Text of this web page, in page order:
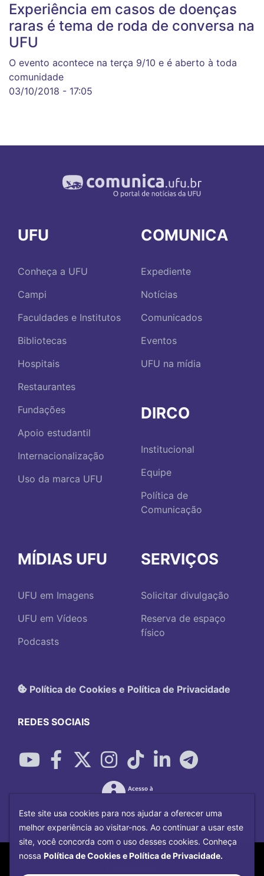
Experiência em casos de doenças
raras é tema de roda de conversa na
UFU
O evento acontece na terça 9/10 e é aberto à toda
comunidade
03/10/2018 - 17:05
UFU
Conheça a UFU
Campi
Faculdades e Institutos
Bibliotecas
Hospitais
Restaurantes
Fundações
Apoio estudantil
Internacionalização
Uso da marca UFU
COMUNICA
Expediente
Notícias
Comunicados
Eventos
UFU na mídia
DIRCO
Institucional
Equipe
Política de
Comunicação
MÍDIAS UFU
UFU em Imagens
UFU em Vídeos
Podcasts
SERVIÇOS
Solicitar divulgação
Reserva de espaço
físico
Política de Cookies e Política de Privacidade
REDES SOCIAIS
Copyright©2026Universidade Federal
Este site usa cookies para nos ajudar a oferecer uma
melhor experiência ao visitar-nos. Ao continuar a usar este
site, você concorda com o uso desses cookies. Conheça
nossa Política de Cookies e Política de Privacidade.